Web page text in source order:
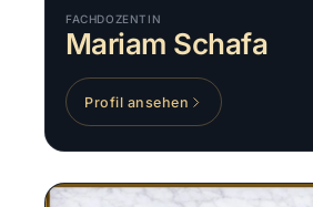
FACHDOZENTIN
Mariam Schafa
Profil ansehen